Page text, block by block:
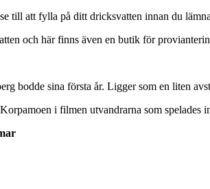
till att fylla på ditt dricksvatten innan du
och här finns även en butik för
bodde sina första år. Ligger som en liten
i filmen utvandrarna som spelades